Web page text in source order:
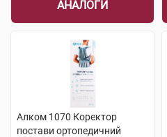
АНАЛОГИ
Алком 1070 Коректор
постави ортопедичний